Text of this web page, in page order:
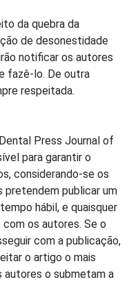
da quebra da
de desonestidade
notificar os autores
fazê-lo. De outra
respeitada.
Press Journal of
para garantir o
considerando-se os
pretendem publicar um
hábil, e quaisquer
os autores. Se o
com a publicação,
o artigo o mais
autores o submetam a